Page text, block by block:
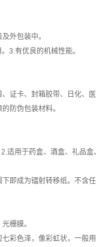
外包装中。
3.有优良的机械性能。
卡、封箱胶带、日化、医
防伪包装材料。
用于药盒、酒盒、礼品盒
成为镭射转移纸。不含任
栅膜。
色泽，像彩虹状，一般用